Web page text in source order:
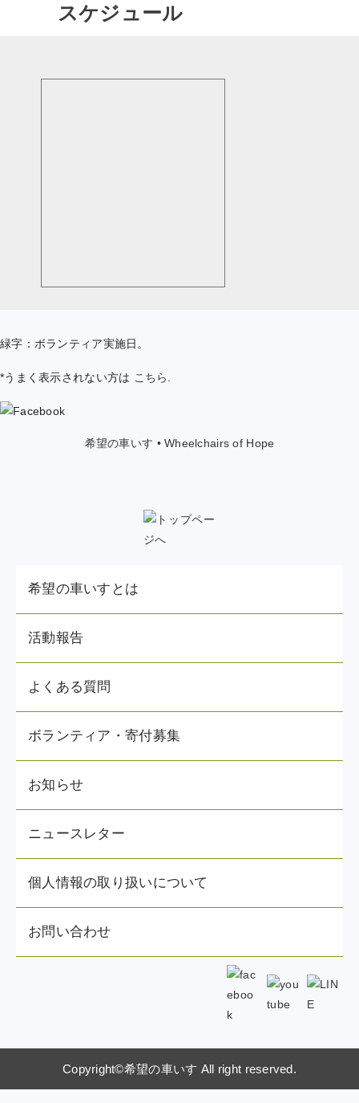
スケジュール
緑字：ボランティア実施日。
*うまく表示されない方は こちら
希望の車いす • Wheelchairs of Hope
希望の車いすとは
活動報告
よくある質問
ボランティア・寄付募集
お知らせ
ニュースレター
個人情報の取り扱いについて
お問い合わせ
Copyright©希望の車いす All right reserved.